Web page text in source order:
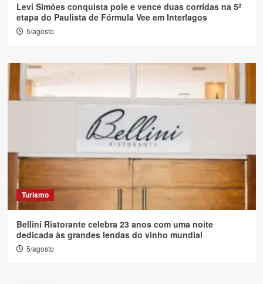
Levi Simões conquista pole e vence duas corridas na 5ª
etapa do Paulista de Fórmula Vee em Interlagos
5/agosto
Turismo
Bellini Ristorante celebra 23 anos com uma noite
dedicada às grandes lendas do vinho mundial
5/agosto